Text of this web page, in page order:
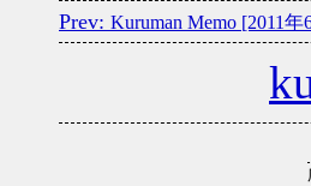
Kuruman Memo [2011年